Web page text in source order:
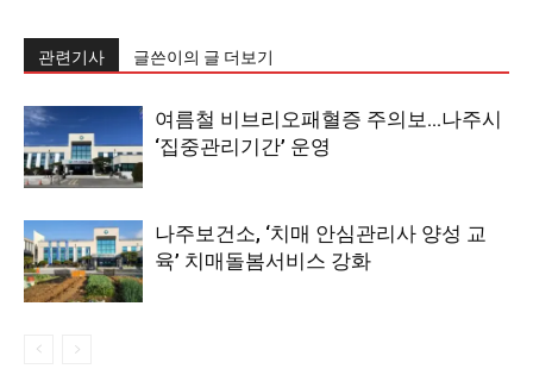
관련기사 글쓴이의 글 더보기
여름철 비브리오패혈증 주의보…나주시
‘집중관리기간’ 운영
나주보건소, ‘치매 안심관리사 양성 교
육’ 치매돌봄서비스 강화